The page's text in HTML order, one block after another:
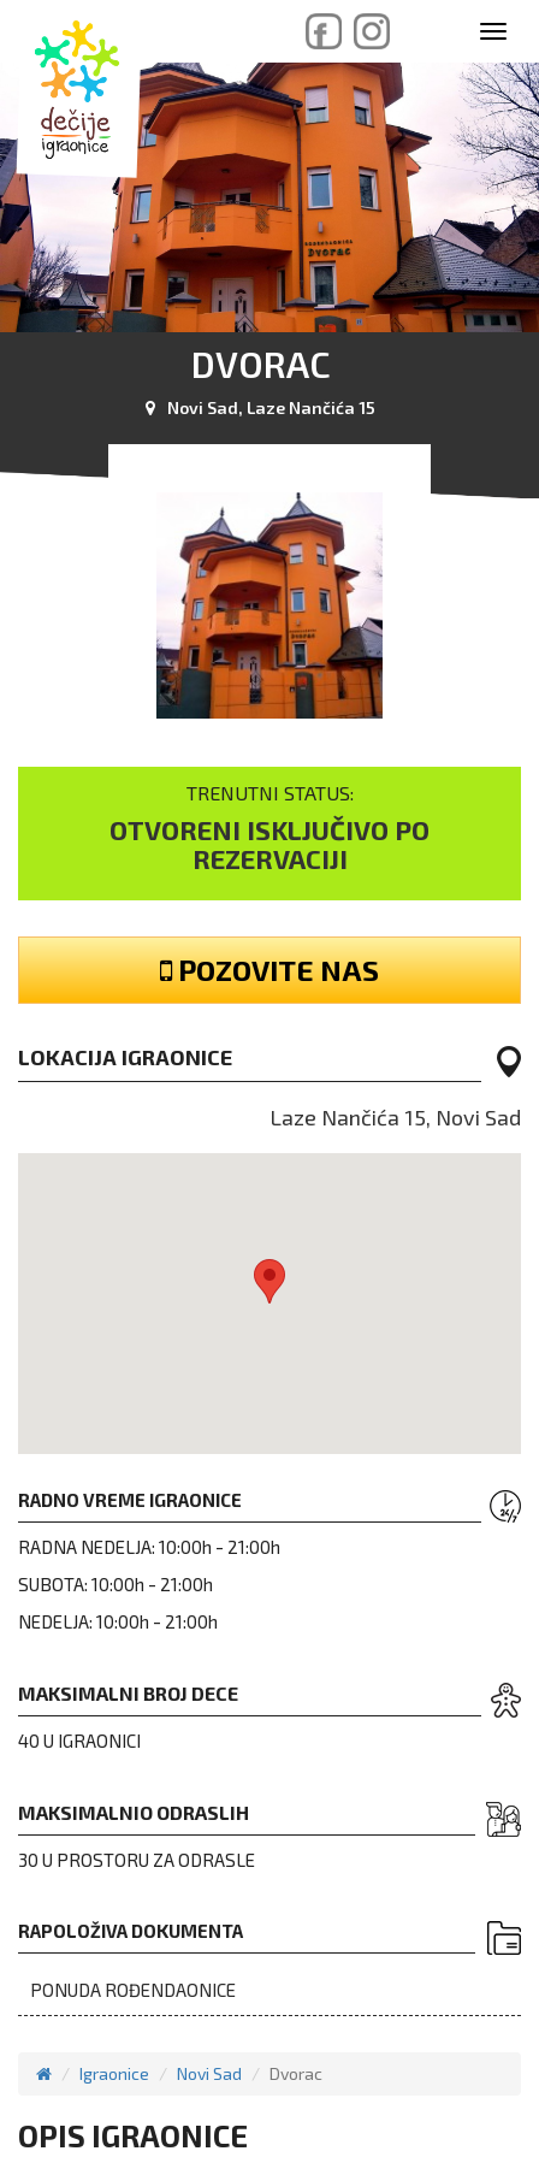
content
DVORAC
Novi Sad, Laze Nančića 15
TRENUTNI STATUS:
OTVORENI ISKLJUČIVO PO
REZERVACIJI
POZOVITE NAS
LOKACIJA IGRAONICE
Laze Nančića 15, Novi Sad
RADNO VREME IGRAONICE
RADNA NEDELJA: 10:00h - 21:00h
SUBOTA: 10:00h - 21:00h
NEDELJA: 10:00h - 21:00h
MAKSIMALNI BROJ DECE
40 U IGRAONICI
MAKSIMALNIO ODRASLIH
30 U PROSTORU ZA ODRASLE
RAPOLOŽIVA DOKUMENTA
PONUDA ROĐENDAONICE
Igraonice Novi Sad Dvorac
OPIS IGRAONICE